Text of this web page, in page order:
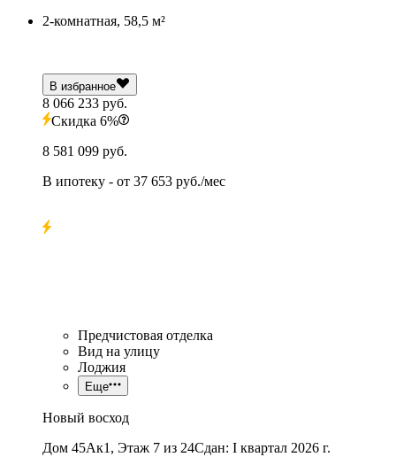
2-комнатная, 58,5 м²
В избранное
8 066 233 руб.
Скидка 6%
8 581 099 руб.
В ипотеку - от 37 653 руб./мес
Предчистовая отделка
Вид на улицу
Лоджия
Еще
Новый восход
Дом 45Ак1, Этаж 7 из 24Сдан: I квартал 2026 г.